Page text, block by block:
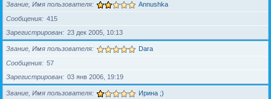
Звание, Имя пользователя Annushka
Сообщения
415
Зарегистрирован
23 дек 2005, 10:13
Звание, Имя пользователя Dara
Сообщения
57
Зарегистрирован
03 янв 2006, 19:19
Звание, Имя пользователя Ирина ;)